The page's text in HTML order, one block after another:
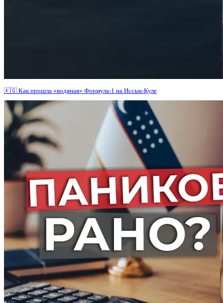
🇰🇬 Как прошла «водяная» Формула-1 на Иссык-Куле